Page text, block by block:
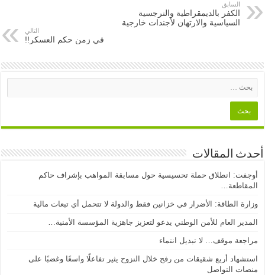
السابق
الكفر بالديمقراطية والنرجسية
السياسية والارتهان لأجندات خارجية
التالي
في زمن حكم العسكر!!
أحدث المقالات
أوجفت: انطلاق حملة تحسيسية حول مسابقة المواهب بإشراف حاكم
المقاطعة…
وزارة الطاقة: الأضرار في خزانين فقط والدولة لا تتحمل أي تبعات مالية
المدير العام للأمن الوطني يدعو لتعزيز جاهزية المؤسسة الأمنية…
مراجعة موقف… لا تبديل انتماء
استشهاد أربع شقيقات من رفح خلال النزوح يثير تفاعلًا واسعًا وغضبًا على
منصات التواصل